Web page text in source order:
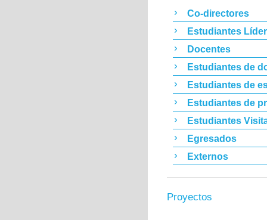
Co-directores
Estudiantes
Docentes
Estudiantes de
Estudiantes de
Estudiantes de
Estudiantes
Egresados
Externos
Proyectos